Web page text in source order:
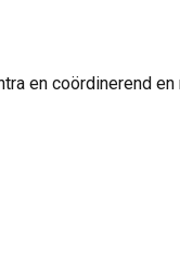
en coördinerend en